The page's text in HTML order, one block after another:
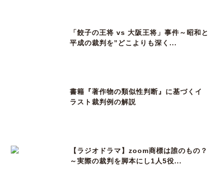
「餃子の王将 vs 大阪王将」事件～昭和と
平成の裁判を”どこよりも深く...
書籍『著作物の類似性判断』に基づくイ
ラスト裁判例の解説
【ラジオドラマ】zoom商標は誰のもの？
～実際の裁判を脚本にし1人5役...